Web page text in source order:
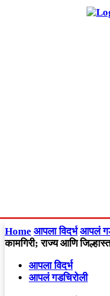
Home आपला विदर्भ आपलं
कामगिरी; राज्य आणि
आपला विदर्भ
आपलं गडचिरोली